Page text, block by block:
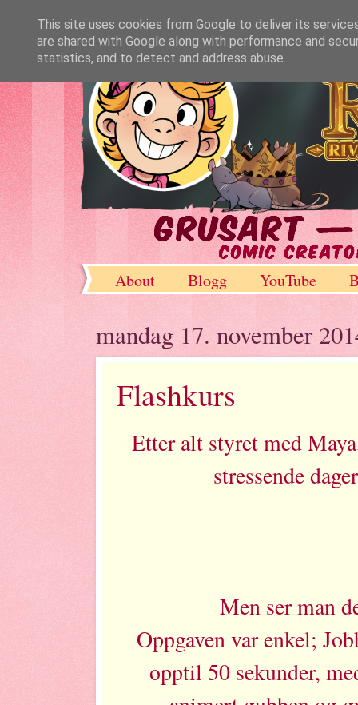
About Blogg YouTube
mandag 17. november
Flashkurs
Etter alt styret med
stressende
Men ser man
Oppgaven var enkel;
opptil 50 sekunder,
This site uses cookies from Google to deliver its
are shared with Google along with performance and
statistics, and to detect and address abuse.